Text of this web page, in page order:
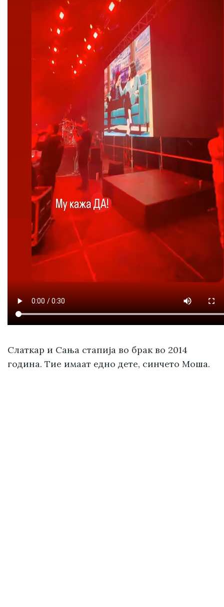
Слаткар и Сања стапија во брак во 2014
година. Тие имаат едно дете, синчето Моша.